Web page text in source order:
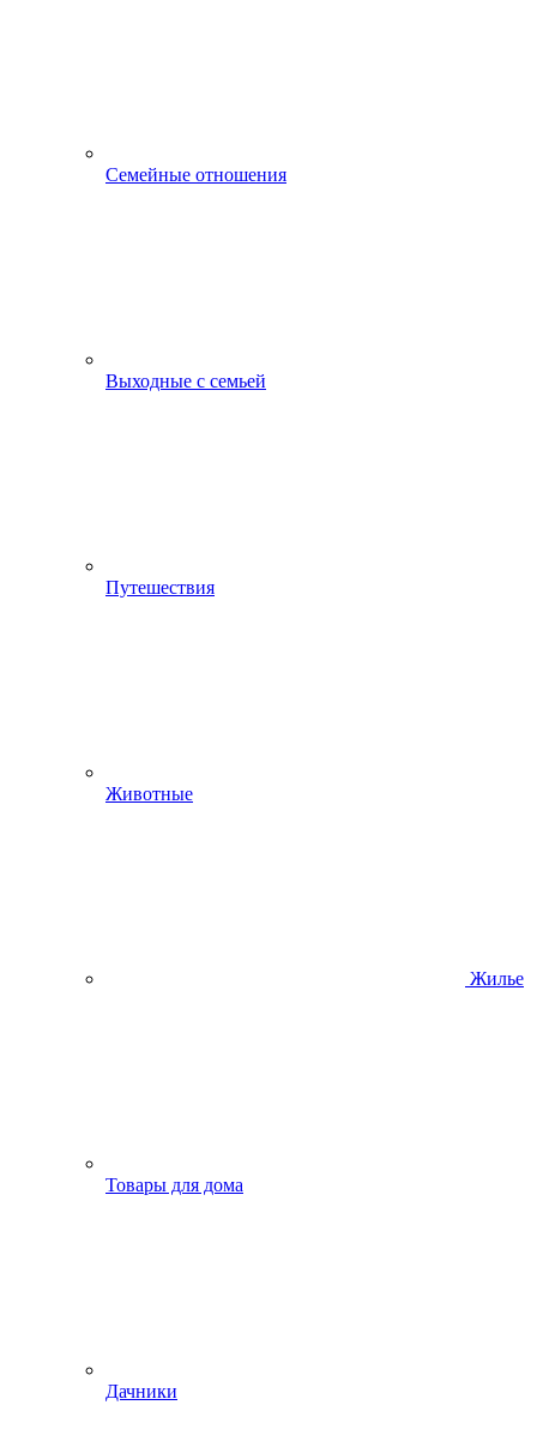
Семейные отношения
Выходные с семьей
Путешествия
Животные
Жилье
Товары для дома
Дачники